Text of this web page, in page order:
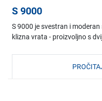
S 9000
S 9000 je svestran i
klizna vrata - proizvoljno s